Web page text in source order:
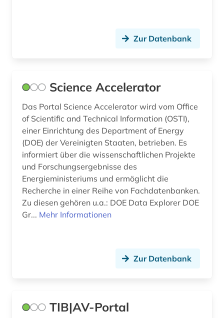
kerntechnik (1)
klimatechnik (1)
klimaänderung (1)
kommunikationstechnik (1)
konferenz (1)
kongress (1)
kongressbericht (2)
kulturgeschichte (1)
Zur Datenbank
Science Accelerator
Das Portal Science Accelerator wird vom Office
of Scientific and Technical Information (OSTI),
einer Einrichtung des Department of Energy
(DOE) der Vereinigten Staaten, betrieben. Es
informiert über die wissenschaftlichen Projekte
und Forschungsergebnisse des
Energieministeriums und ermöglicht die
Recherche in einer Reihe von Fachdatenbanken.
Zu diesen gehören u.a.: DOE Data Explorer DOE
Gr... Mehr Informationen
Zur Datenbank
TIB|AV-Portal